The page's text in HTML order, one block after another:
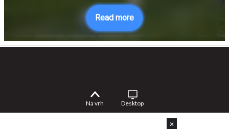
Read more
Na vrh Desktop
✕